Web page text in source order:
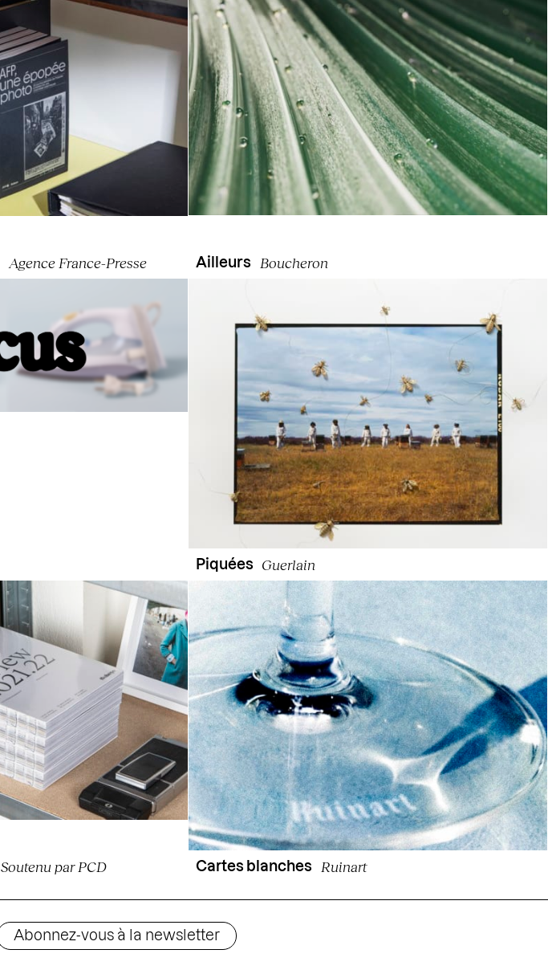
Agence France-Presse Ailleurs Boucheron
Piquées Guerlain
Soutenu par PCD Cartes blanches Ruinart
Abonnez-vous à la newsletter